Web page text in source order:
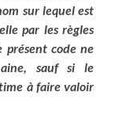
sur lequel est
par les règles
présent code ne
sauf si le
à faire valoir